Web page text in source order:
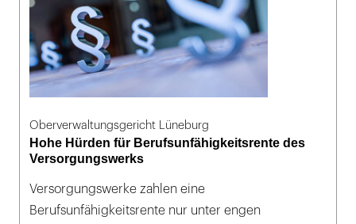
Oberverwaltungsgericht Lüneburg
Hohe Hürden für Berufsunfähigkeitsrente des
Versorgungswerks
Versorgungswerke zahlen eine
Berufsunfähigkeitsrente nur unter engen